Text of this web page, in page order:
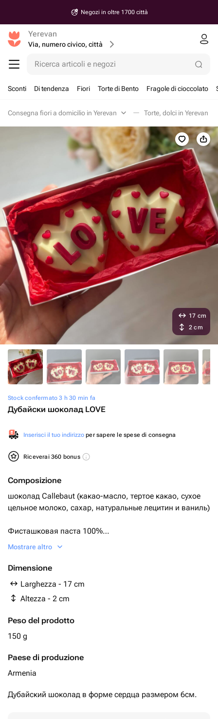
Negozi in oltre 1700 città
Yerevan
Via, numero civico, città
Ricerca articoli e negozi
Sconti Di tendenza Fiori Torte di Bento Fragole di cioccolato
Consegna fiori a domicilio in Yerevan Torte, dolci in Yerevan
Stock confermato 3 h 30 min fa
Дубайски шоколад LOVE
Inserisci il tuo indirizzo per sapere le spese di consegna
Riceverai 360 bonus
Composizione
шоколад Callebaut (какао-масло, тертое какао, сухое
цельное молоко, сахар, натуральные лецитин и ваниль)
Фисташковая паста 100%
Коробка
Атласная лента
Mostrare altro
Dimensione
Larghezza - 17 cm
Altezza - 2 cm
Peso del prodotto
150 g
Paese di produzione
Armenia
17 cm
2 cm
Дубайский шоколад в форме сердца размером 6см.